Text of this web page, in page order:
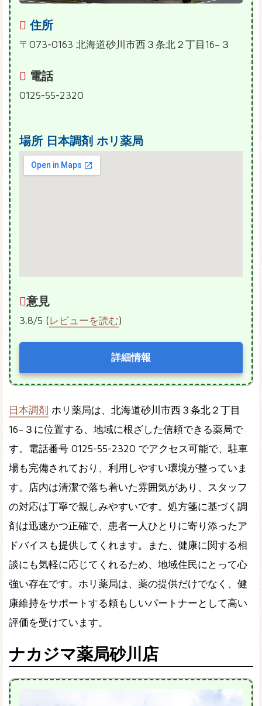
住所
〒073-0163 北海道砂川市西３条北２丁目16−３
電話
0125-55-2320
場所 日本調剤 ホリ薬局
意見
3.8/5 (レビューを読む)
詳細情報
日本調剤 ホリ薬局は、北海道砂川市西３条北２丁目
16−３に位置する、地域に根ざした信頼できる薬局で
す。電話番号 0125-55-2320 でアクセス可能で、駐車
場も完備されており、利用しやすい環境が整っていま
す。店内は清潔で落ち着いた雰囲気があり、スタッフ
の対応は丁寧で親しみやすいです。処方箋に基づく調
剤は迅速かつ正確で、患者一人ひとりに寄り添ったア
ドバイスも提供してくれます。また、健康に関する相
談にも気軽に応じてくれるため、地域住民にとって心
強い存在です。ホリ薬局は、薬の提供だけでなく、健
康維持をサポートする頼もしいパートナーとして高い
評価を受けています。
ナカジマ薬局砂川店